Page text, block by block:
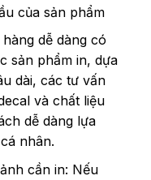
của sản phẩm
dễ dàng có
sản phẩm in, dựa
dài, các tư vấn
và chất liệu
dễ dàng lựa
nhân.
cần in: Nếu